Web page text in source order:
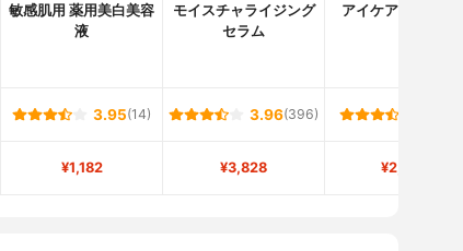
敏感肌用 薬用美白美容
液
モイスチャライジング
セラム
アイケアエッセンス
3.95(14) 3.96(396)
¥1,182 ¥3,828 ¥2,464